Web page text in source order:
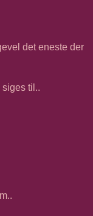
det eneste der
til..